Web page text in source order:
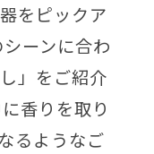
をピックア
ーンに合わ
」をご紹介
香りを取り
るようなご